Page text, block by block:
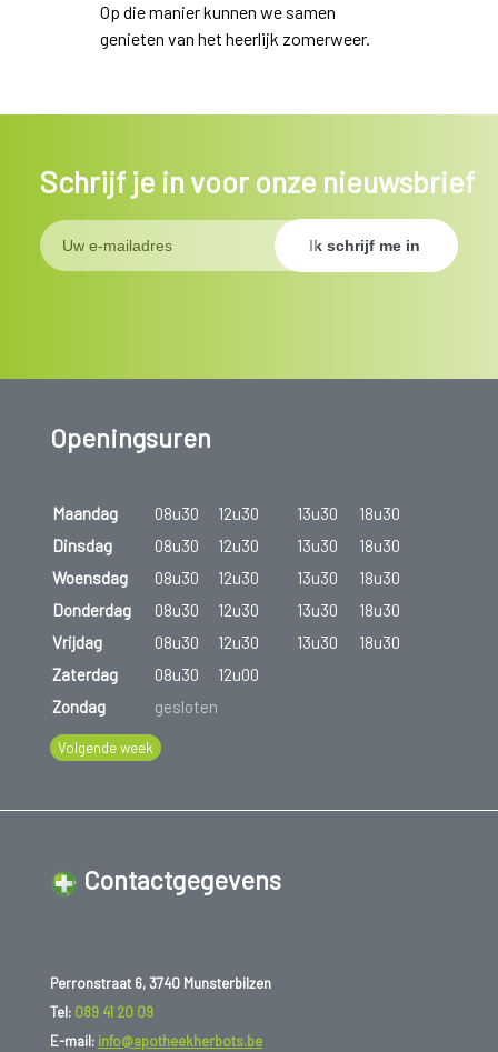
Op die manier kunnen we samen
genieten van het heerlijk zomerweer.
Schrijf je in voor onze nieuwsbrief
Openingsuren
Maandag 08u30 12u30 13u30
18u30
Dinsdag
08u30 12u30 13u30
18u30
Woensdag
08u30 12u30 13u30
18u30
Donderdag
08u30 12u30 13u30
18u30
Vrijdag
08u30 12u30 13u30
18u30
Zaterdag
08u30
12u00
Zondag
gesloten
Volgende week
Contactgegevens
Perronstraat 6, 3740 Munsterbilzen
Tel: 089 41 20 09
E-mail: info@apotheekherbots.be